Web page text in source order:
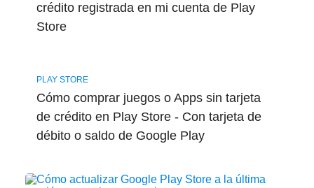
crédito registrada en mi cuenta de Play
Store
PLAY STORE
Cómo comprar juegos o Apps sin tarjeta
de crédito en Play Store - Con tarjeta de
débito o saldo de Google Play